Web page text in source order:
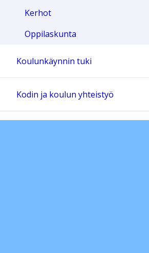
Kerhot
Oppilaskunta
Koulunkäynnin tuki
Kodin ja koulun yhteistyö